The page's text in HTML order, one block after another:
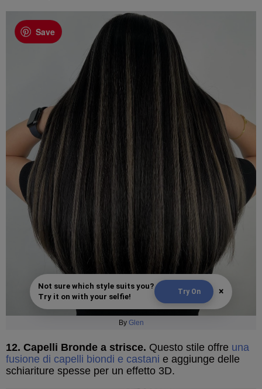
Save
Not sure which style suits you?
Try it on with your selfie!
Try On ×
By Glen
12. Capelli Bronde a strisce. Questo stile offre una
fusione di capelli biondi e castani e aggiunge delle
schiariture spesse per un effetto 3D.